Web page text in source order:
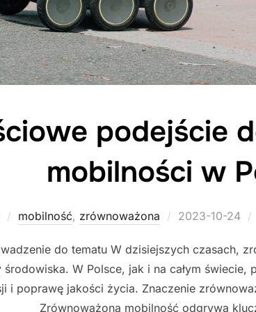
podejście
mobilności w
mobilność, zrównoważona
Posted
2023-10-24
do tematu W dzisiejszych czasach,
W Polsce, jak i na całym
i poprawę jakości życia. Znaczenie
Zrównoważona mobilność odgrywa